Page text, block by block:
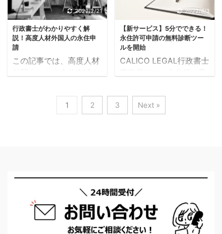
の生活支援って、誰が何
をすればいいの？」とい
うことに不安を持たれて
いる方が多いです ...
労働基準法のもと制限な
く働くことができます。
当事務所は東京都内でい
ち早く、特定技 ...
る」とお考えの方もおり
ますが、詳しく話を聞い
てみると、申請できそう
に見えるけれど実はでき
ないケースや、逆に、条
できるケースもありま
す。 この記事では、永住
ードルが高いと感じてい
る方もいらっしゃると思
います。 そこで、少しで
も安心してお問い合わせ
いただけるよう、当事務
住許可申請の流れ ※ 画像
クリックで別ウインドウ
...
2022/2/21
行政書士がわかりやすく解
説！高度人材外国人の永住申
請
この記事では、高度人材
のポイントなどを、わか
りやすく解説します。 高
上、または、80点以上の
外国人をいいます。 高度
人材ポイントの計算方法
を知りたい方は、こちら
の記事を見てください。
2022/4/3
【新サービス】5分でできる！
永住許可申請の無料診断ツー
ルを開始
CALICO LEGAL行政書士
が「永住許可申請」の要
件を満たすかどうかを無
にご利用ください。
［URL］https://calico-
legal.com/permanent-
checktool/
1 2 3 Next »